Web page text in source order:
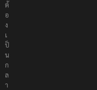
ต้
อ
ง
เ
ป็
น
ก
ล
า